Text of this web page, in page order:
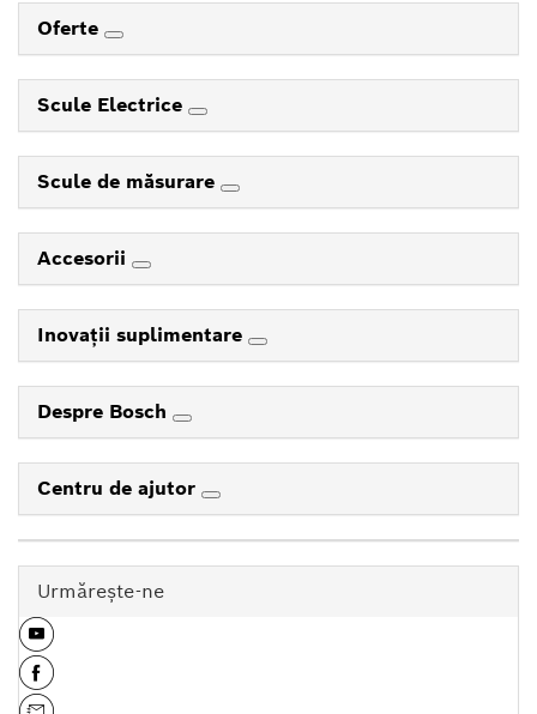
Oferte
Scule Electrice
Scule de măsurare
Accesorii
Inovaţii suplimentare
Despre Bosch
Centru de ajutor
Urmăreşte-ne